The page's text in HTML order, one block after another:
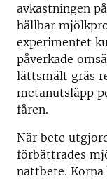
avkastningen
hållbar
experimentet
påverkade
lättsmält gräs
metanutsläpp
fåren.
När bete
förbättrades
nattbete.